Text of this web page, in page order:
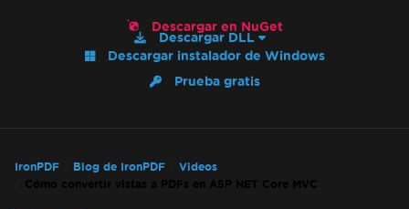
Descargar en NuGet
Descargar DLL
Descargar instalador de Windows
Prueba gratis
IronPDF Blog de IronPDF
Videos
Cómo convertir vistas a PDFs en ASP NET Core MVC